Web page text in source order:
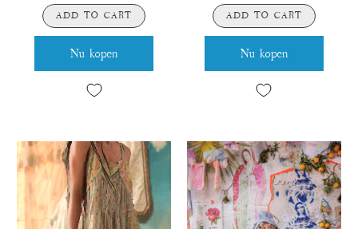
ADD TO CART
Nu kopen
ADD TO CART
Nu kopen